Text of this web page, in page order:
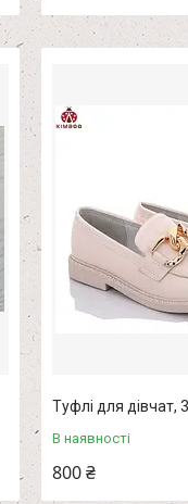
Туфлі для дівчат,
В наявності
800 ₴